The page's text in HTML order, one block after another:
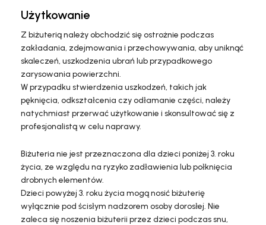
Użytkowanie
Z biżuterią należy obchodzić się ostrożnie podczas
zakładania, zdejmowania i przechowywania, aby uniknąć
skaleczeń, uszkodzenia ubrań lub przypadkowego
zarysowania powierzchni.
W przypadku stwierdzenia uszkodzeń, takich jak
pęknięcia, odkształcenia czy odłamanie części, należy
natychmiast przerwać użytkowanie i skonsultować się z
profesjonalistą w celu naprawy.
Biżuteria nie jest przeznaczona dla dzieci poniżej 3. roku
życia, ze względu na ryzyko zadławienia lub połknięcia
drobnych elementów.
Dzieci powyżej 3. roku życia mogą nosić biżuterię
wyłącznie pod ścisłym nadzorem osoby dorosłej. Nie
zaleca się noszenia biżuterii przez dzieci podczas snu,